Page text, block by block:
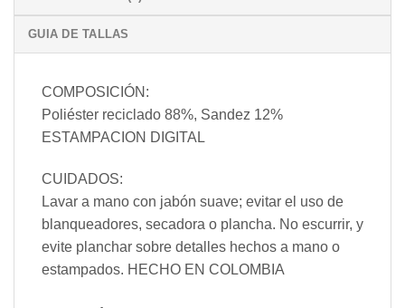
GUIA DE TALLAS
COMPOSICIÓN:
Poliéster reciclado 88%, Sandez 12%
ESTAMPACION DIGITAL
CUIDADOS:
Lavar a mano con jabón suave; evitar el uso de
blanqueadores, secadora o plancha. No escurrir, y
evite planchar sobre detalles hechos a mano o
estampados. HECHO EN COLOMBIA